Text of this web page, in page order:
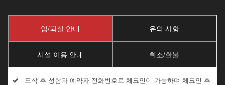
입/퇴실 안내 유의 사항
시설 이용 안내 취소/환불
도착 후 성함과 예약자 전화번호로 체크인이 가능하며 체크인 후